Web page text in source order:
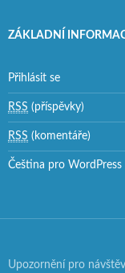
ZÁKLADNÍ
Přihlásit se
RSS (příspěvky)
RSS (komentáře)
Čeština pro WordPress
Upozornění pro